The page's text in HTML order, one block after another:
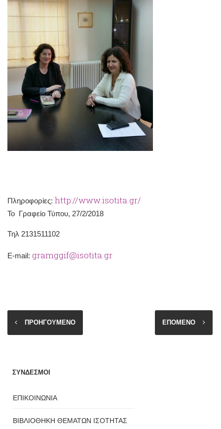
Πληροφορίες: http://www.isotita.gr/
Το Γραφείο Τύπου, 27/2/2018
Τηλ 2131511102
Ε-mail: gramggif@isotita.gr
ΠΡΟΗΓΟΥΜΕΝΟ ΕΠΟΜΕΝΟ
ΣΥΝΔΕΣΜΟΙ
ΕΠΙΚΟΙΝΩΝΙΑ
ΒΙΒΛΙΟΘΗΚΗ ΘΕΜΑΤΩΝ ΙΣΟΤΗΤΑΣ